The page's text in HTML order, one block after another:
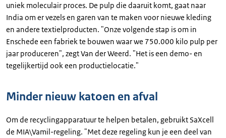
uniek moleculair proces. De pulp die daaruit komt, gaat naar
India om er vezels en garen van te maken voor nieuwe kleding
en andere textielproducten. "Onze volgende stap is om in
Enschede een fabriek te bouwen waar we 750.000 kilo pulp per
jaar produceren", zegt Van der Weerd. "Het is een demo- en
tegelijkertijd ook een productielocatie."
Minder nieuw katoen en afval
Om de recyclingapparatuur te helpen betalen, gebruikt SaXcell
de MIA\Vamil-regeling. "Met deze regeling kun je een deel van